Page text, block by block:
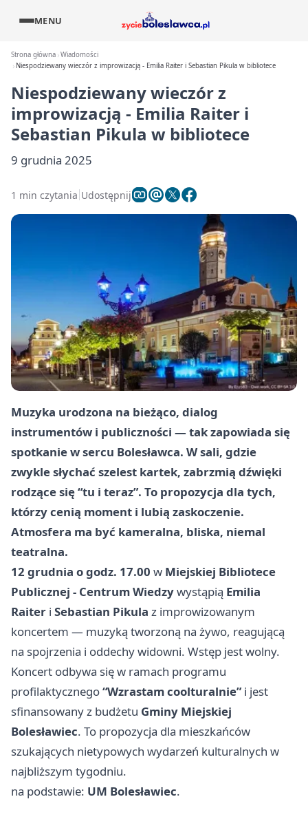
MENU
Strona główna Wiadomości
Niespodziewany wieczór z improwizacją - Emilia Raiter i Sebastian Pikula w bibliotece
Niespodziewany wieczór z
improwizacją - Emilia Raiter i
Sebastian Pikula w bibliotece
9 grudnia 2025
1 min czytania Udostępnij
Muzyka urodzona na bieżąco, dialog
instrumentów i publiczności — tak zapowiada się
spotkanie w sercu Bolesławca. W sali, gdzie
zwykle słychać szelest kartek, zabrzmią dźwięki
rodzące się “tu i teraz”. To propozycja dla tych,
którzy cenią moment i lubią zaskoczenie.
Atmosfera ma być kameralna, bliska, niemal
teatralna.
12 grudnia o godz. 17.00 w Miejskiej Bibliotece
Publicznej - Centrum Wiedzywystąpią Emilia
Raiter i Sebastian Pikula z improwizowanym
koncertem — muzyką tworzoną na żywo, reagującą
na spojrzenia i oddechy widowni. Wstęp jest wolny.
Koncert odbywa się w ramach programu
profilaktycznego“Wzrastam coolturalnie”i jest
sfinansowany z budżetu Gminy Miejskiej
Bolesławiec. To propozycja dla mieszkańców
szukających nietypowych wydarzeń kulturalnych w
najbliższym tygodniu.
na podstawie: UM Bolesławiec.